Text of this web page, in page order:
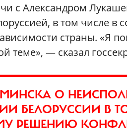
с Александром
в том числе в
страны. «Я
теме», — сказал
О
БЕЛОРУССИИ В
РЕШЕНИЮ